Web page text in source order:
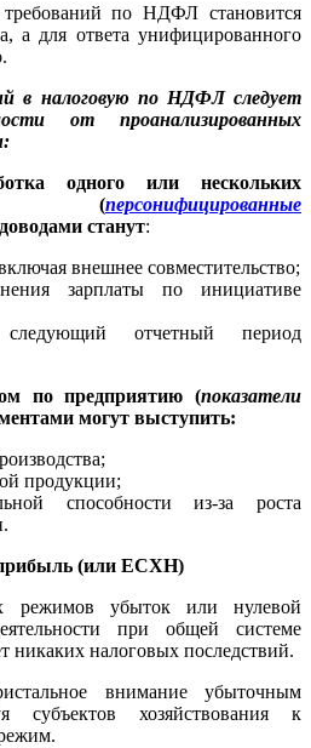
по НДФЛ становится
а для ответа унифицированного
в налоговую по НДФЛ следует
от проанализированных
одного или нескольких
(персонифицированные
станут:
внешнее совместительство;
зарплаты по инициативе
отчетный период
по предприятию (показатели
могут выступить:
продукции;
способности из-за роста
прибыль (или ЕСХН)
режимов убыток или нулевой
при общей системе
никаких налоговых последствий.
внимание убыточным
субъектов хозяйствования к